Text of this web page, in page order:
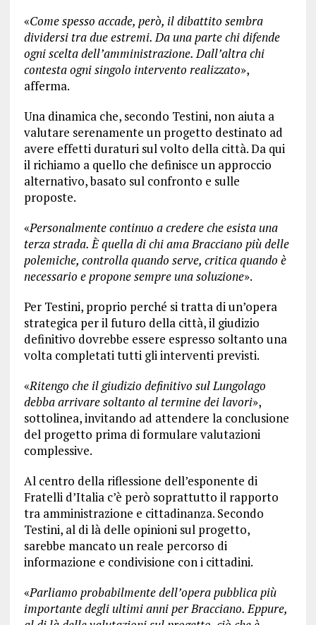
«Come spesso accade, però, il dibattito sembra
dividersi tra due estremi. Da una parte chi difende
ogni scelta dell’amministrazione. Dall’altra chi
contesta ogni singolo intervento realizzato»,
afferma.
Una dinamica che, secondo Testini, non aiuta a
valutare serenamente un progetto destinato ad
avere effetti duraturi sul volto della città. Da qui
il richiamo a quello che definisce un approccio
alternativo, basato sul confronto e sulle
proposte.
«Personalmente continuo a credere che esista una
terza strada. È quella di chi ama Bracciano più delle
polemiche, controlla quando serve, critica quando è
necessario e propone sempre una soluzione».
Per Testini, proprio perché si tratta di un’opera
strategica per il futuro della città, il giudizio
definitivo dovrebbe essere espresso soltanto una
volta completati tutti gli interventi previsti.
«Ritengo che il giudizio definitivo sul Lungolago
debba arrivare soltanto al termine dei lavori»,
sottolinea, invitando ad attendere la conclusione
del progetto prima di formulare valutazioni
complessive.
Al centro della riflessione dell’esponente di
Fratelli d’Italia c’è però soprattutto il rapporto
tra amministrazione e cittadinanza. Secondo
Testini, al di là delle opinioni sul progetto,
sarebbe mancato un reale percorso di
informazione e condivisione con i cittadini.
«Parliamo probabilmente dell’opera pubblica più
importante degli ultimi anni per Bracciano. Eppure,